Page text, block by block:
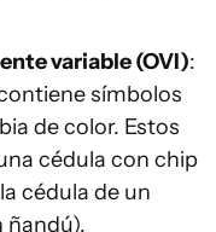
variable (OVI):
símbolos
de color. Estos
cédula con chip
cédula de un
ñandú).